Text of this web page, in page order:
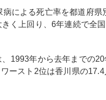
による死亡率を都道府県
く上回り、6年連続で全
1993年から去年までの
ースト2位は香川県の